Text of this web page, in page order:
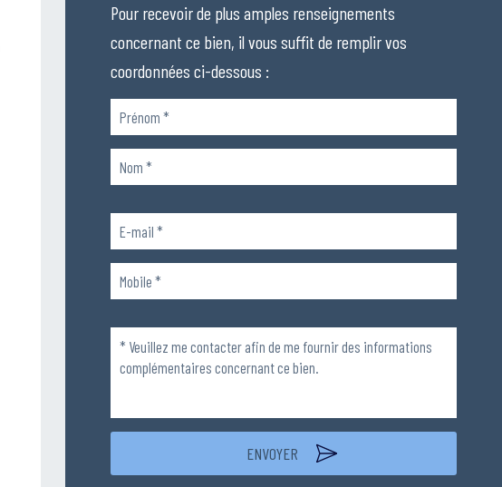
Pour recevoir de plus amples renseignements
concernant ce bien, il vous suffit de remplir vos
coordonnées ci-dessous :
Veuillez
laisser
ce
champ
vide.
Veuillez
laisser
champ